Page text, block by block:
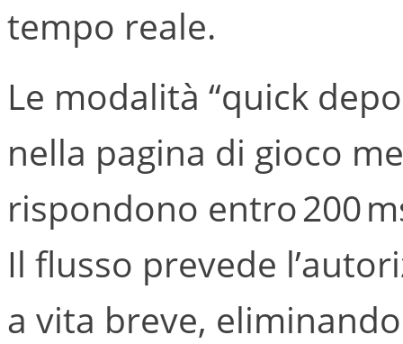
tempo reale.
Le modalità “quick
nella pagina di gioco
rispondono entro 200
Il flusso prevede
a vita breve,